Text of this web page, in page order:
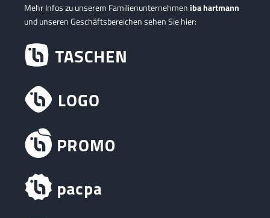
Mehr Infos zu unserem Familienunternehmeniba hartmann
und unseren Geschäftsbereichen sehen Sie hier: